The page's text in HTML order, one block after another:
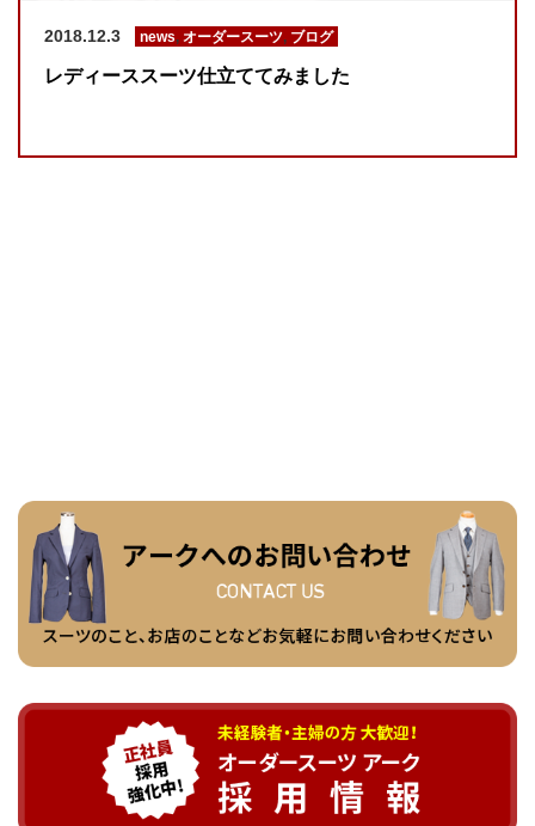
2018.12.3 news, オーダースーツ, ブログ
レディーススーツ仕立ててみました